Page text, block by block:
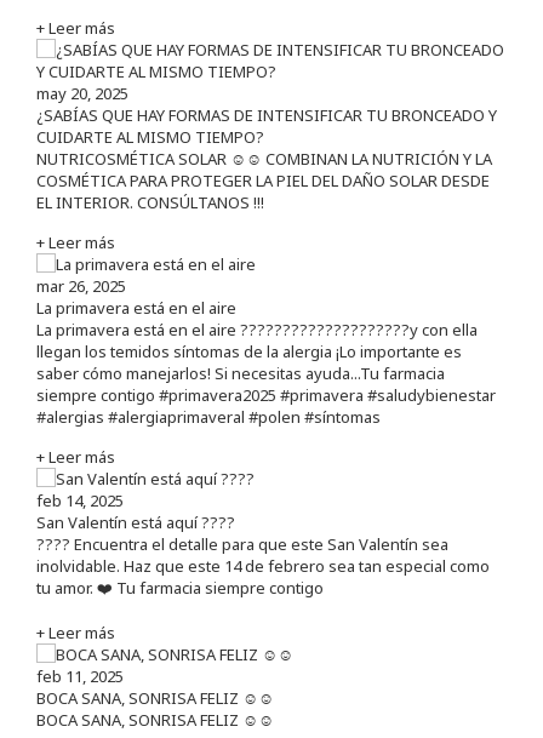
+ Leer más
may 20, 2025
¿SABÍAS QUE HAY FORMAS DE INTENSIFICAR TU BRONCEADO Y
CUIDARTE AL MISMO TIEMPO?
NUTRICOSMÉTICA SOLAR ☺️☺️ COMBINAN LA NUTRICIÓN Y LA
COSMÉTICA PARA PROTEGER LA PIEL DEL DAÑO SOLAR DESDE
EL INTERIOR. CONSÚLTANOS !!!
+ Leer más
mar 26, 2025
La primavera está en el aire
La primavera está en el aire ????????????????????y con ella
llegan los temidos síntomas de la alergia ¡Lo importante es
saber cómo manejarlos! Si necesitas ayuda...Tu farmacia
siempre contigo #primavera2025 #primavera #saludybienestar
#alergias #alergiaprimaveral #polen #síntomas
+ Leer más
feb 14, 2025
San Valentín está aquí ????
???? Encuentra el detalle para que este San Valentín sea
inolvidable. Haz que este 14 de febrero sea tan especial como
tu amor. ❤️ Tu farmacia siempre contigo
+ Leer más
feb 11, 2025
BOCA SANA, SONRISA FELIZ ☺️☺️
BOCA SANA, SONRISA FELIZ ☺️☺️